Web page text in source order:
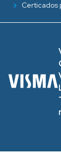
Certicados